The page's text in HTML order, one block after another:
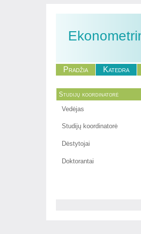
Pradžia Katedra
Studijų koordinatorė
Vedėjas
Studijų koordinatorė
Dėstytojai
Doktorantai